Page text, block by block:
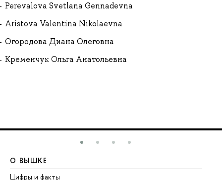
Perevalova Svetlana Gennadevna
Aristova Valentina Nikolaevna
Огородова Диана Олеговна
Кременчук Ольга Анатольевна
О ВЫШКЕ
Цифры и факты